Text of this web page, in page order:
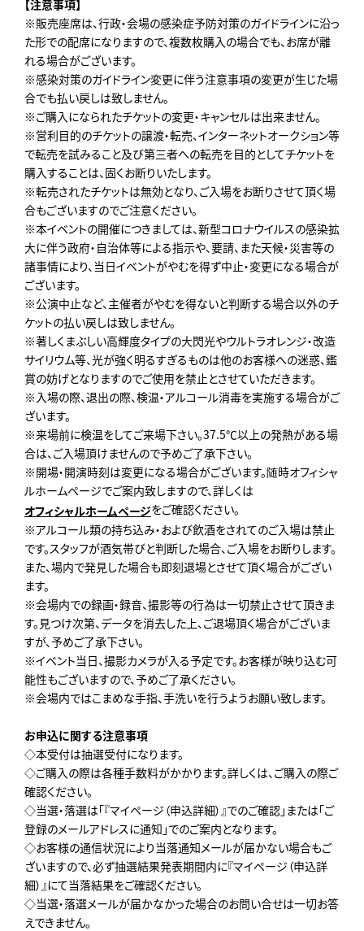
【注意事項】
※販売座席は、行政・会場の感染症予防対策のガイドラインに沿っ
た形での配席になりますので、複数枚購入の場合でも、お席が離
れる場合がございます。
※感染対策のガイドライン変更に伴う注意事項の変更が生じた場
合でも払い戻しは致しません。
※ご購入になられたチケットの変更・キャンセルは出来ません。
※営利目的のチケットの譲渡・転売、インターネットオークション等
で転売を試みること及び第三者への転売を目的としてチケットを
購入することは、固くお断りいたします。
※転売されたチケットは無効となり、ご入場をお断りさせて頂く場
合もございますのでご注意ください。
※本イベントの開催につきましては、新型コロナウイルスの感染拡
大に伴う政府・自治体等による指示や、要請、また天候・災害等の
諸事情により、当日イベントがやむを得ず中止・変更になる場合が
ございます。
※公演中止など、主催者がやむを得ないと判断する場合以外のチ
ケットの払い戻しは致しません。
※著しくまぶしい高輝度タイプの大閃光やウルトラオレンジ・改造
サイリウム等、光が強く明るすぎるものは他のお客様への迷惑、鑑
賞の妨げとなりますのでご使用を禁止とさせていただきます。
※入場の際、退出の際、検温・アルコール消毒を実施する場合がご
ざいます。
※来場前に検温をしてご来場下さい。37.5℃以上の発熱がある場
合は、ご入場頂けませんので予めご了承下さい。
※開場・開演時刻は変更になる場合がございます。随時オフィシャ
ルホームページでご案内致しますので、詳しくは
オフィシャルホームページをご確認ください。
※アルコール類の持ち込み・および飲酒をされてのご入場は禁止
です。スタッフが酒気帯びと判断した場合、ご入場をお断りします。
また、場内で発見した場合も即刻退場とさせて頂く場合がござい
ます。
※会場内での録画・録音、撮影等の行為は一切禁止させて頂きま
す。見つけ次第、データを消去した上、ご退場頂く場合がございま
すが、予めご了承下さい。
※イベント当日、撮影カメラが入る予定です。お客様が映り込む可
能性もございますので、予めご了承ください。
※会場内ではこまめな手指、手洗いを行うようお願い致します。
お申込に関する注意事項
◇本受付は抽選受付になります。
◇ご購入の際は各種手数料がかかります。詳しくは、ご購入の際ご
確認ください。
◇当選・落選は「『マイページ（申込詳細）』でのご確認」または「ご
登録のメールアドレスに通知」でのご案内となります。
◇お客様の通信状況により当落通知メールが届かない場合もご
ざいますので、必ず抽選結果発表期間内に『マイページ（申込詳
細）』にて当落結果をご確認ください。
◇当選・落選メールが届かなかった場合のお問い合せは一切お答
えできません。